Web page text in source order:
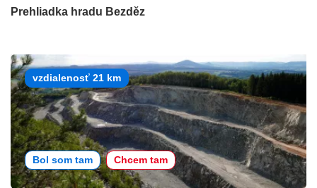
Prehliadka hradu Bezděz
vzdialenosť 21 km
Bol som tam Chcem tam